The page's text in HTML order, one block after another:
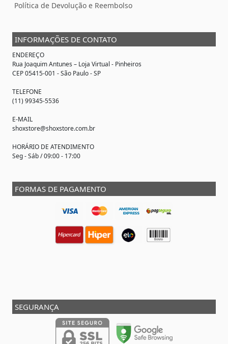
Política de Devolução e Reembolso
INFORMAÇÕES DE CONTATO
ENDEREÇO
Rua Joaquim Antunes – Loja Virtual - Pinheiros
CEP 05415-001 - São Paulo - SP
TELEFONE
(11) 99345-5536
E-MAIL
shoxstore@shoxstore.com.br
HORÁRIO DE ATENDIMENTO
Seg - Sáb / 09:00 - 17:00
FORMAS DE PAGAMENTO
SEGURANÇA